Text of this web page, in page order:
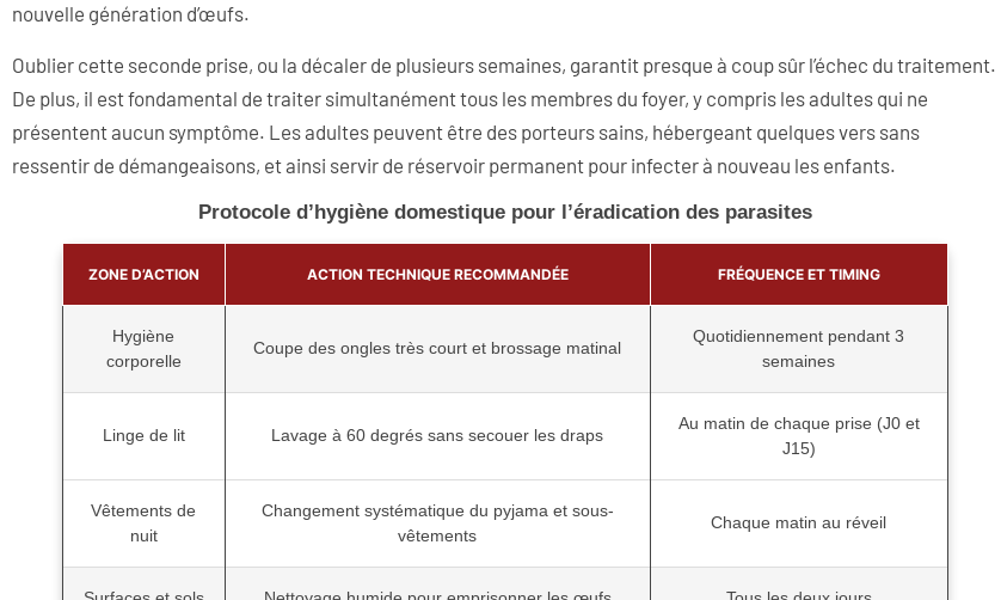
nouvelle génération d’œufs.
Oublier cette seconde prise, ou la décaler de plusieurs semaines, garantit presque à coup sûr l’échec du traitement.
De plus, il est fondamental de traiter simultanément tous les membres du foyer, y compris les adultes qui ne
présentent aucun symptôme. Les adultes peuvent être des porteurs sains, hébergeant quelques vers sans
ressentir de démangeaisons, et ainsi servir de réservoir permanent pour infecter à nouveau les enfants.
Protocole d’hygiène domestique pour l’éradication des parasites
ZONE D’ACTION ACTION TECHNIQUE RECOMMANDÉE FRÉQUENCE ET TIMING
Hygiène
corporelle
Coupe des ongles très court et brossage matinal
Quotidiennement pendant 3
semaines
Linge de lit Lavage à 60 degrés sans secouer les draps
Au matin de chaque prise (J0 et
J15)
Vêtements de
nuit
Changement systématique du pyjama et sous-
vêtements
Chaque matin au réveil